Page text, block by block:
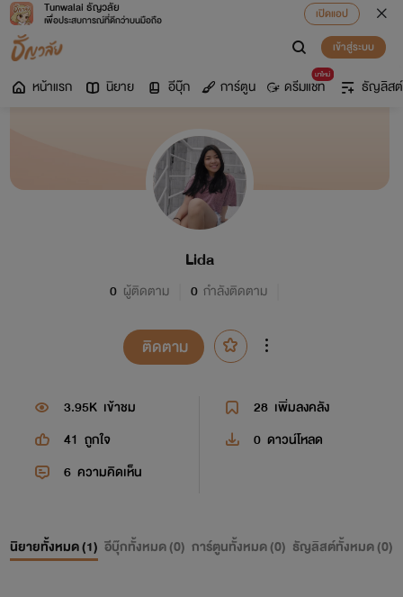
Tunwalai ธัญวลัย
เพื่อประสบการณ์ที่ดีกว่าบนมือถือ
เปิดแอป
เข้าสู่ระบบ
หน้าแรก นิยาย อีบุ๊ก การ์ตูน
มาใหม่
ดรีมแชท ธัญลิสต์
Lida
0 ผู้ติดตาม 0 กำลังติดตาม
ติดตาม
3.95K เข้าชม 28 เพิ่มลงคลัง
41 ถูกใจ 0 ดาวน์โหลด
6 ความคิดเห็น
นิยายทั้งหมด (1) อีบุ๊กทั้งหมด (0) การ์ตูนทั้งหมด (0) ธัญลิสต์ทั้งหมด (0)